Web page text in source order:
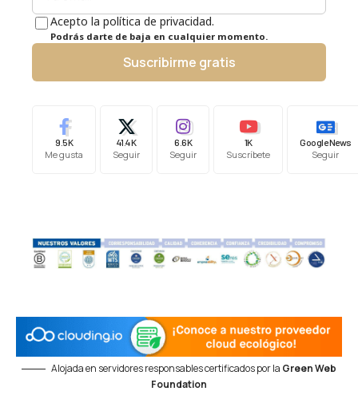
Acepto la política de privacidad.
Podrás darte de baja en cualquier momento.
Suscribirme gratis
9.5K
Me gusta
41.4K
Seguir
6.6K
Seguir
1K
Suscríbete
Google News
Seguir
Alojada en servidores responsables certificados por la Green Web
Foundation